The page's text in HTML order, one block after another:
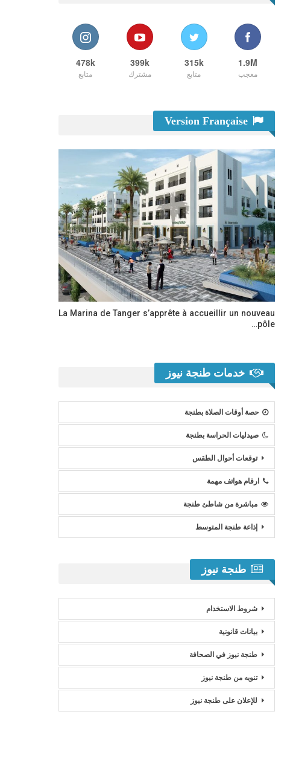
1.9M
معجب
315k
متابع
399k
مشترك
478k
متابع
La Marina de Tanger s’apprête à accueillir un nouveau
pôle…
خدمات طنجة نيوز
حصة أوقات الصلاة بطنجة
صيدليات الحراسة بطنجة
توقعات أحوال الطقس
ارقام هواتف مهمة
مباشرة من شاطئ طنجة
إذاعة طنجة المتوسط
طنجة نيوز
شروط الاستخدام
بيانات قانونية
طنجة نيوز في الصحافة
تنويه من طنجة نيوز
للإعلان على طنجة نيوز